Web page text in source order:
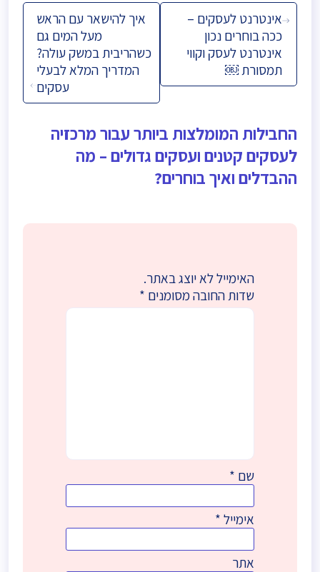
ניווט
אינטרנט לעסקים –
ככה בוחרים נכון
אינטרנט לעסק וקווי
תמסורת ￼
איך להישאר עם הראש
מעל המים גם
כשהריבית במשק עולה?
המדריך המלא לבעלי
עסקים
החבילות המומלצות ביותר עבור מרכזיה
לעסקים קטנים ועסקים גדולים – מה
ההבדלים ואיך בוחרים?
האימייל לא יוצג באתר.
שדות החובה מסומנים *
שם *
אימייל *
אתר